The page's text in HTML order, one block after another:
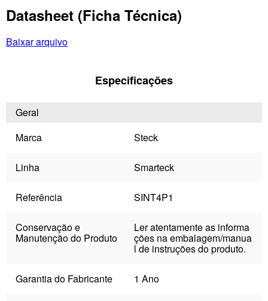
Datasheet (Ficha Técnica)
Baixar arquivo
Especificações
Geral
Marca
Steck
Linha Smarteck
Referência SINT4P1
Conservação e
Manutenção do Produto
Ler atentamente as informa
ções na embalagem/manua
l de instruções do produto.
Garantia do Fabricante 1 Ano